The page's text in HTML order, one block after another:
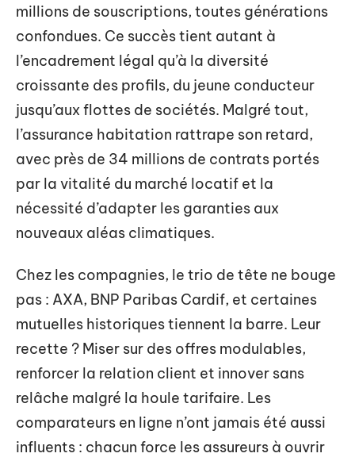
millions de souscriptions, toutes générations
confondues. Ce succès tient autant à
l’encadrement légal qu’à la diversité
croissante des profils, du jeune conducteur
jusqu’aux flottes de sociétés. Malgré tout,
l’assurance habitation rattrape son retard,
avec près de 34 millions de contrats portés
par la vitalité du marché locatif et la
nécessité d’adapter les garanties aux
nouveaux aléas climatiques.
Chez les compagnies, le trio de tête ne bouge
pas : AXA, BNP Paribas Cardif, et certaines
mutuelles historiques tiennent la barre. Leur
recette ? Miser sur des offres modulables,
renforcer la relation client et innover sans
relâche malgré la houle tarifaire. Les
comparateurs en ligne n’ont jamais été aussi
influents : chacun force les assureurs à ouvrir